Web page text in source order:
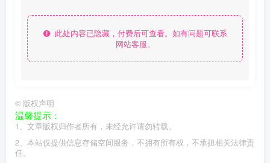
此处内容已隐藏，付费后可查看。如有问题可联系
网站客服。
© 版权声明
温馨提示：
1、文章版权归作者所有，未经允许请勿转载。
2、本站仅提供信息存储空间服务，不拥有所有权，不承担相关法律责
任。